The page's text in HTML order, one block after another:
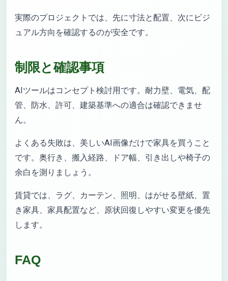
実際のプロジェクトでは、先に寸法と配置、次にビジ
ュアル方向を確認するのが安全です。
制限と確認事項
AIツールはコンセプト検討用です。耐力壁、電気、配
管、防水、許可、建築基準への適合は確認できませ
ん。
よくある失敗は、美しいAI画像だけで家具を買うこと
です。奥行き、搬入経路、ドア幅、引き出しや椅子の
余白を測りましょう。
賃貸では、ラグ、カーテン、照明、はがせる壁紙、置
き家具、家具配置など、原状回復しやすい変更を優先
します。
FAQ